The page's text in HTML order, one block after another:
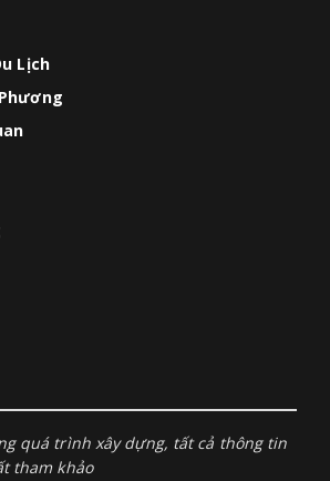
Lịch
quá trình xây dựng, tất cả thông tin
tham khảo